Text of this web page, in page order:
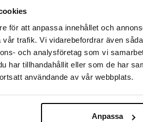
för att anpassa innehållet och
trafik. Vi vidarebefordrar även
och analysföretag som vi
har tillhandahållit eller som de har
användande av vår webbplats.
Anpassa